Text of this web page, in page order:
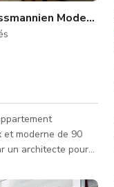
Appartement Haussmannien Moderne en Centre de Paris
et moderne de 90
un architecte pour
: parquet point